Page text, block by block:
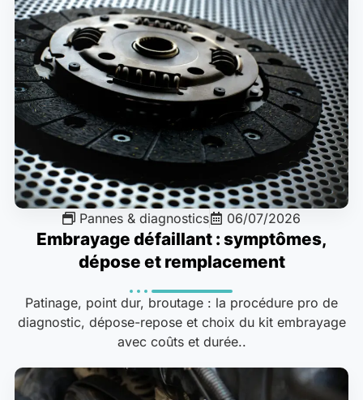
Pannes & diagnostics 06/07/2026
Embrayage défaillant : symptômes,
dépose et remplacement
Patinage, point dur, broutage : la procédure pro de
diagnostic, dépose-repose et choix du kit embrayage
avec coûts et durée..